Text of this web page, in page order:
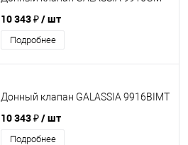
10 343 ₽/ шт
Подробнее
Донный клапан GALASSIA 9916BIMT
10 343 ₽/ шт
Подробнее